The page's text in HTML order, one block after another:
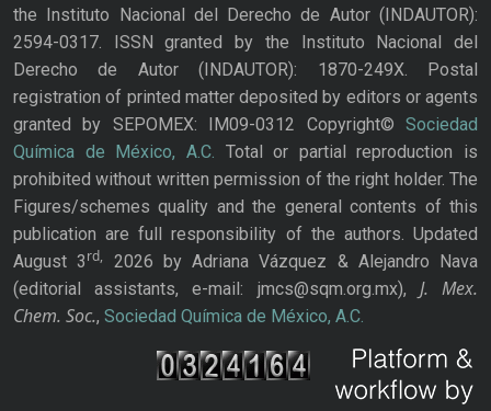
the Instituto Nacional del Derecho de Autor (INDAUTOR):
2594-0317. ISSN granted by the Instituto Nacional del
Derecho de Autor (INDAUTOR): 1870-249X. Postal
registration of printed matter deposited by editors or agents
granted by SEPOMEX: IM09-0312 Copyright© Sociedad
Química de México, A.C. Total or partial reproduction is
prohibited without written permission of the right holder. The
Figures/schemes quality and the general contents of this
publication are full responsibility of the authors. Updated
August 3rd,
2026 by Adriana Vázquez & Alejandro Nava
(editorial assistants, e-mail: jmcs@sqm.org.mx), J. Mex.
Chem. Soc., Sociedad Química de México, A.C.